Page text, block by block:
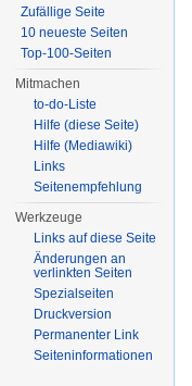
Zufällige Seite
10 neueste Seiten
Top-100-Seiten
Mitmachen
to-do-Liste
Hilfe (diese Seite)
Hilfe (Mediawiki)
Links
Seitenempfehlung
Werkzeuge
Links auf diese Seite
Änderungen an
verlinkten Seiten
Spezialseiten
Druckversion
Permanenter Link
Seiteninformationen